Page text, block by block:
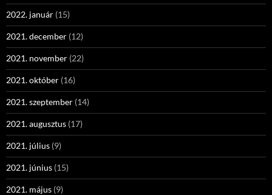
2022. január (15)
2021. december (12)
2021. november (22)
2021. október (16)
2021. szeptember (14)
2021. augusztus (17)
2021. július (9)
2021. június (15)
2021. május (9)